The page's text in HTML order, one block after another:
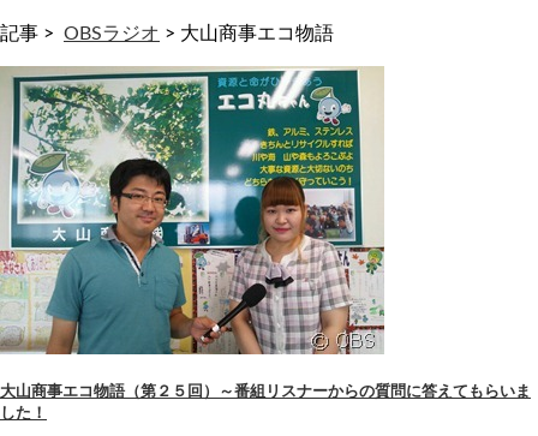
記事 > OBSラジオ > 大山商事エコ物語
大山商事エコ物語（第２５回）～番組リスナーからの質問に答えてもらいま
した！